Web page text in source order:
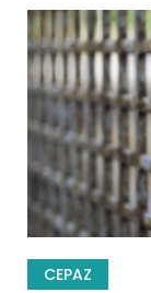
CEPAZ